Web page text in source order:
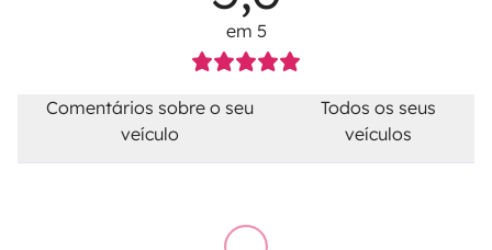
em 5
Comentários sobre o seu
veículo
Todos os seus
veículos